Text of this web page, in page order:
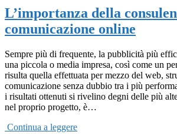
L’importanza della
comunicazione online
Sempre più di frequente, la pubblicità più
una piccola o media impresa, così come un
risulta quella effettuata per mezzo del web,
comunicazione senza dubbio tra i più
i risultati ottenuti si rivelino degni delle più
nel proprio progetto, è…
Continua a leggere